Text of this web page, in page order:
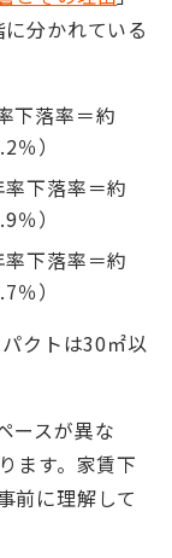
分かれている
下落率＝約
）
下落率＝約
）
下落率＝約
）
クトは30㎡以
ースが異な
ます。家賃下
前に理解して